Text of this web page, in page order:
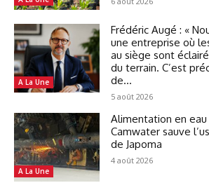
A La Une
Frédéric Augé : «
une entreprise où
au siège sont
du terrain. C’est
de...
5 août 2026
A La Une
Alimentation en
Camwater sauve
de Japoma
4 août 2026